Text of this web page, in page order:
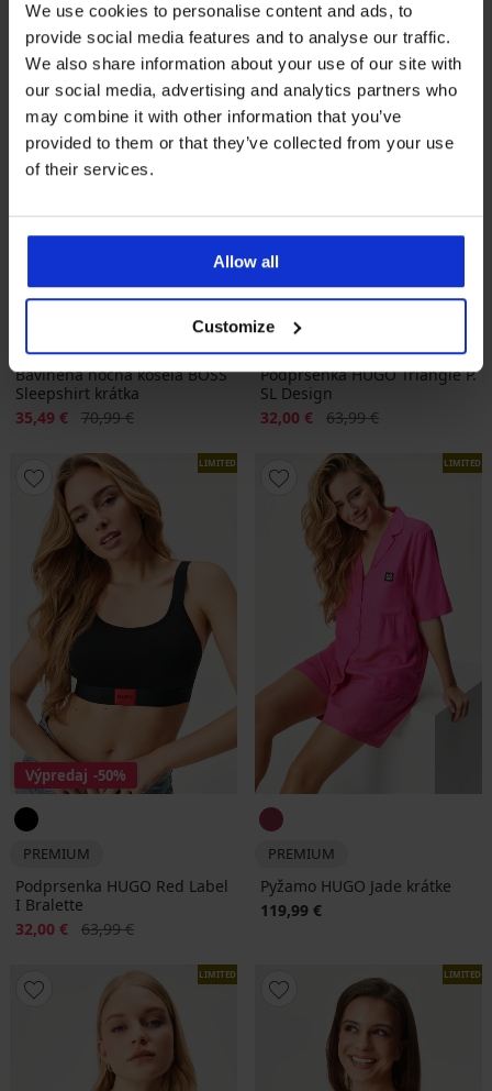
We use cookies to personalise content and ads, to
provide social media features and to analyse our traffic.
We also share information about your use of our site with
our social media, advertising and analytics partners who
may combine it with other information that you’ve
provided to them or that they’ve collected from your use
of their services.
Allow all
Customize
Bavlnená nočná košeľa BOSS
Sleepshirt krátka
Zľava
35,49 € Pôvodná cena
70,99 €
Výpredaj
PREMIUM
Podprsenka HUGO Triangle P.
SL Design
Zľava
32,00 € Pôvodná cena
63,99 €
LIMITED
Výpredaj -50%
PREMIUM
Podprsenka HUGO Red Label
I Bralette
Zľava
32,00 € Pôvodná cena
63,99 €
LIMITED
PREMIUM
Pyžamo HUGO Jade krátke
119,99 €
LIMITED LIMITED